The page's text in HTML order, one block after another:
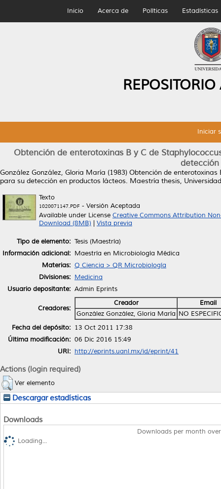
Inicio Acerca de Políticas Estadísticas
Iniciar
Obtención de enterotoxinas B y C de
González González, Gloria María (1983) Obtención de enterotoxinas
para su detección en productos lácteos. Maestría thesis,
Texto
1020071147.PDF - Versión Aceptada
Available under License Creative Commons Attribution
Download (8MB)
Vista previa
Tipo de elemento: Tesis (Maestría)
Información adicional: Maestría en Microbiología Médica
Materias: Q Ciencia > QR Microbiología
Divisiones: Medicina
Usuario depositante: Admin Eprints
Creadores:
Creador
Email
González González, Gloria María NO
Fecha del depósito: 13 Oct 2011 17:38
Última modificación: 06 Dic 2016 15:49
URI: http://eprints.uanl.mx/id/eprint/41
Actions (login required)
Ver elemento
Descargar estadísticas
Downloads
Downloads per month
Loading...